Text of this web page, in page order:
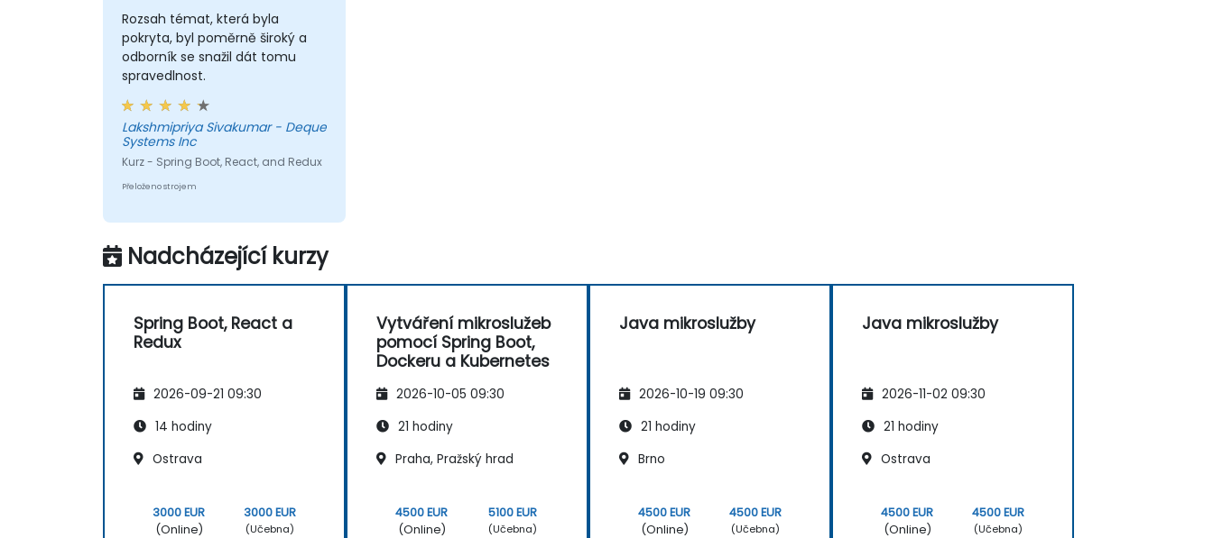
Rozsah témat, která byla
pokryta, byl poměrně široký a
odborník se snažil dát tomu
spravedlnost.
Lakshmipriya Sivakumar - Deque
Systems Inc
Kurz - Spring Boot, React, and Redux
Přeloženo strojem
Nadcházející kurzy
Spring Boot, React a
Redux
2026-09-21 09:30
14 hodiny
Ostrava
3000 EUR
(Online)
3000 EUR
(Učebna)
Vytváření mikroslužeb
pomocí Spring Boot,
Dockeru a Kubernetes
2026-10-05 09:30
21 hodiny
Praha, Pražský hrad
4500 EUR
(Online)
5100 EUR
(Učebna)
Java mikroslužby
2026-10-19 09:30
21 hodiny
Brno
4500 EUR
(Online)
4500 EUR
(Učebna)
Java mikroslužby
2026-11-02 09:30
21 hodiny
Ostrava
4500 EUR
(Online)
4500 EUR
(Učebna)